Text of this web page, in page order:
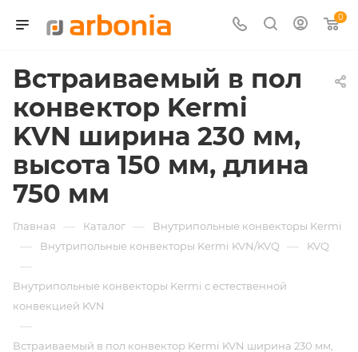
0
Встраиваемый в пол
конвектор Kermi
KVN ширина 230 мм,
высота 150 мм, длина
750 мм
Главная — Каталог — Внутрипольные конвекторы Kermi
— Внутрипольные конвекторы Kermi KVN/KVQ — KVQ
—
Внутрипольные конвекторы Kermi с естественной
конвекцией KVN
—
Встраиваемый в пол конвектор Kermi KVN ширина 230 мм,